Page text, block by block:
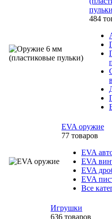
484
EVA оружие
77 товаров
EVA
EVA
EVA
EVA
Все
Игрушки
636 товаров